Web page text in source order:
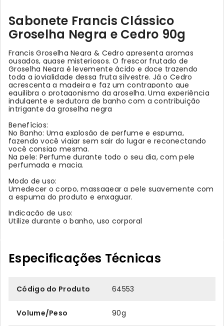
Sabonete Francis Clássico
Groselha Negra e Cedro 90g
Francis Groselha Negra & Cedro apresenta aromas
ousados, quase misteriosos. O frescor frutado de
Groselha Negra é levemente ácido e doce trazendo
toda a jovialidade dessa fruta silvestre. Já o Cedro
acrescenta a madeira e faz um contraponto que
equilibra o protagonismo da groselha. Uma experiência
indulgente e sedutora de banho com a contribuição
intrigante da groselha negra
Benefícios:
No Banho: Uma explosão de perfume e espuma,
fazendo você viajar sem sair do lugar e reconectando
você consigo mesma.
Na pele: Perfume durante todo o seu dia, com pele
perfumada e macia.
Modo de uso:
Umedecer o corpo, massagear a pele suavemente com
a espuma do produto e enxaguar.
Indicação de uso:
Utilize durante o banho, uso corporal
Especificações Técnicas
Código do Produto 64553
Volume/Peso 90g